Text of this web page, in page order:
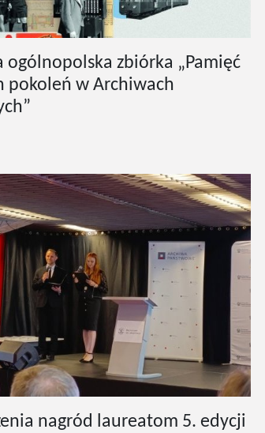
ogólnopolska zbiórka „Pamięć
pokoleń w Archiwach
nagród laureatom 5. edycji